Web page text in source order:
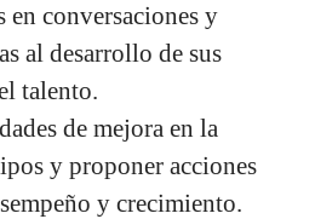
en conversaciones y
al desarrollo de sus
talento.
de mejora en la
y proponer acciones
y crecimiento.